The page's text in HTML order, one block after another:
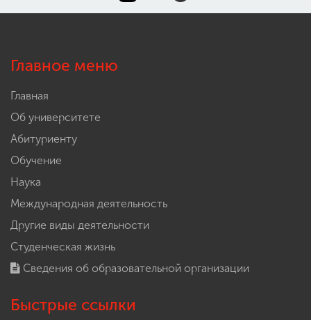
Главное меню
Главная
Об университете
Абитуриенту
Обучение
Наука
Международная деятельность
Другие виды деятельности
Студенческая жизнь
Сведения об образовательной организации
Быстрые ссылки